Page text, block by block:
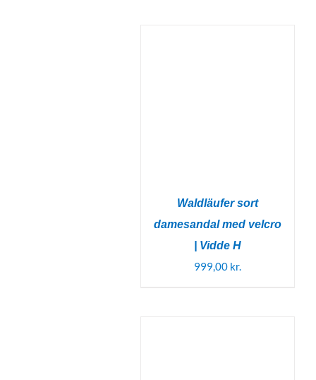
Waldläufer sort
damesandal med velcro
| Vidde H
999,00 kr.